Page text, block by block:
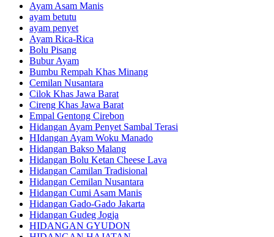
Ayam Asam Manis
ayam betutu
ayam penyet
Ayam Rica-Rica
Bolu Pisang
Bubur Ayam
Bumbu Rempah Khas Minang
Cemilan Nusantara
Cilok Khas Jawa Barat
Cireng Khas Jawa Barat
Empal Gentong Cirebon
Hidangan Ayam Penyet Sambal Terasi
HIdangan Ayam Woku Manado
Hidangan Bakso Malang
Hidangan Bolu Ketan Cheese Lava
Hidangan Camilan Tradisional
Hidangan Cemilan Nusantara
Hidangan Cumi Asam Manis
Hidangan Gado-Gado Jakarta
Hidangan Gudeg Jogja
HIDANGAN GYUDON